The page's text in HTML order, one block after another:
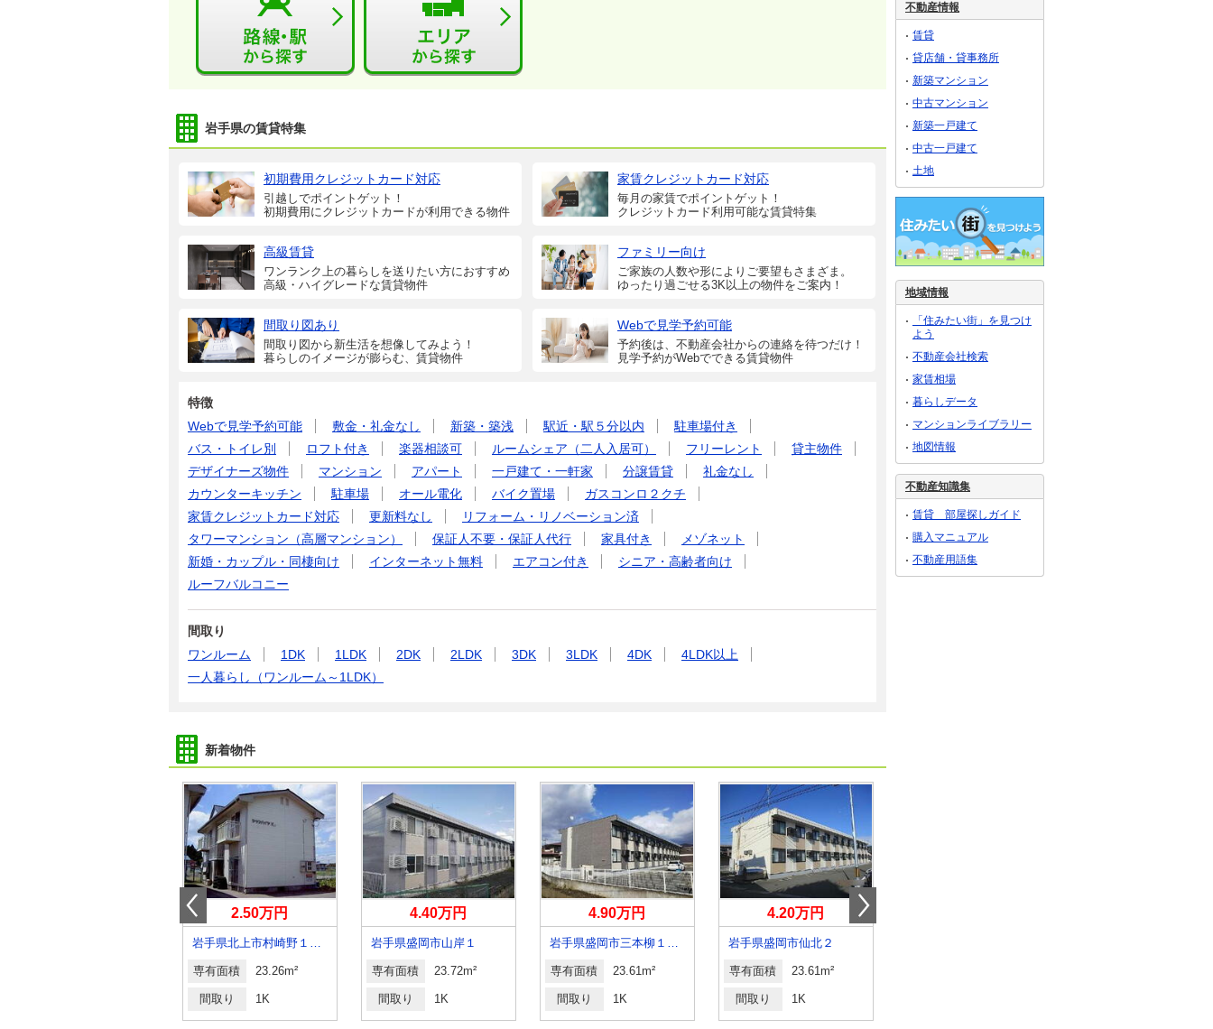
岩手県の賃貸特集
初期費用クレジットカード対応
引越しでポイントゲット！
初期費用にクレジットカードが利用できる物件
家賃クレジットカード対応
毎月の家賃でポイントゲット！
クレジットカード利用可能な賃貸特集
高級賃貸
ワンランク上の暮らしを送りたい方におすすめ
高級・ハイグレードな賃貸物件
ファミリー向け
ご家族の人数や形によりご要望もさまざま。
ゆったり過ごせる3K以上の物件をご案内！
間取り図あり
間取り図から新生活を想像してみよう！
暮らしのイメージが膨らむ、賃貸物件
Webで見学予約可能
予約後は、不動産会社からの連絡を待つだけ！
見学予約がWebでできる賃貸物件
特徴
Webで見学予約可能
敷金・礼金なし 新築・築浅 駅近・駅５分以内
駐車場付き
バス・トイレ別
ロフト付き 楽器相談可 ルームシェア（二人入居可） フリーレント
貸主物件
デザイナーズ物件
マンション アパート 一戸建て・一軒家 分譲賃貸
礼金なし
カウンターキッチン
駐車場 オール電化 バイク置場
ガスコンロ２クチ
家賃クレジットカード対応
更新料なし
リフォーム・リノベーション済
タワーマンション（高層マンション）
保証人不要・保証人代行 家具付き
メゾネット
新婚・カップル・同棲向け
インターネット無料 エアコン付き
シニア・高齢者向け
ルーフバルコニー
間取り
ワンルーム
1DK 1LDK 2DK 2LDK 3DK 3LDK 4DK
4LDK以上
一人暮らし（ワンルーム～1LDK）
新着物件
2.50万円
岩手県北上市村崎野１７地割
専有面積 23.26m²
間取り 1K
4.40万円
岩手県盛岡市山岸１
専有面積 23.72m²
間取り 1K
4.90万円
岩手県盛岡市三本柳１１地割
専有面積 23.61m²
間取り 1K
4.20万円
岩手県盛岡市仙北２
専有面積 23.61m²
間取り 1K
不動産情報
賃貸
貸店舗・貸事務所
新築マンション
中古マンション
新築一戸建て
中古一戸建て
土地
地域情報
「住みたい街」を見つけ
よう
不動産会社検索
家賃相場
暮らしデータ
マンションライブラリー
地図情報
不動産知識集
賃貸 部屋探しガイド
購入マニュアル
不動産用語集